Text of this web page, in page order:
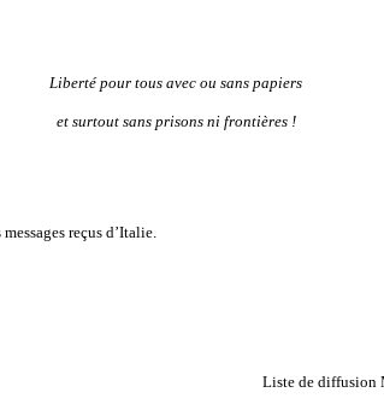
Liberté pour tous avec ou sans papiers
et surtout sans prisons ni frontières !
reçus d’Italie.
Liste de diffusion